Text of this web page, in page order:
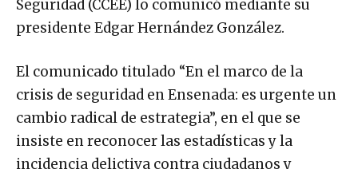
Seguridad (CCEE) lo comunicó mediante su
presidente Edgar Hernández González.
El comunicado titulado “En el marco de la
crisis de seguridad en Ensenada: es urgente un
cambio radical de estrategia”, en el que se
insiste en reconocer las estadísticas y la